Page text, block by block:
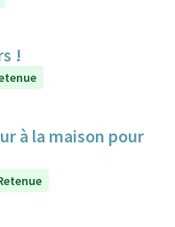
!
à la maison pour